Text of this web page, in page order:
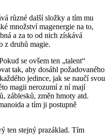
různé další složky a tím mu
množství magenergie na to,
a za to od nich získává
z druhů magie.
se ovšem ten „talent“
tak, aby dosáhl požadovaného
jedince, jak se naučí svou
magii nerozumí z ní mají
záblesků, změn hmoty atd.
a tím ji postupně
ten stejný prazáklad. Tím